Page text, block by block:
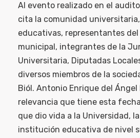
Al evento realizado en el
cita la comunidad
educativas, representantes
municipal, integrantes de la
Universitaria, Diputadas
diversos miembros de la
Biól. Antonio Enrique del Ángel
relevancia que tiene esta
que dio vida a la Universidad,
institución educativa de nivel